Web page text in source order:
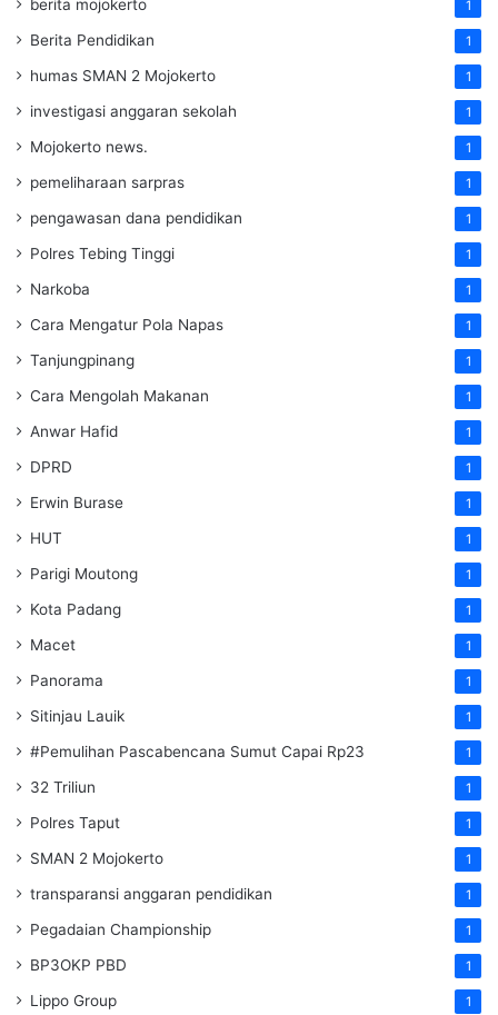
berita mojokerto 1
Berita Pendidikan 1
humas SMAN 2 Mojokerto 1
investigasi anggaran sekolah 1
Mojokerto news. 1
pemeliharaan sarpras 1
pengawasan dana pendidikan 1
Polres Tebing Tinggi 1
Narkoba 1
Cara Mengatur Pola Napas 1
Tanjungpinang 1
Cara Mengolah Makanan 1
Anwar Hafid 1
DPRD 1
Erwin Burase 1
HUT 1
Parigi Moutong 1
Kota Padang 1
Macet 1
Panorama 1
Sitinjau Lauik 1
#Pemulihan Pascabencana Sumut Capai Rp23 1
32 Triliun 1
Polres Taput 1
SMAN 2 Mojokerto 1
transparansi anggaran pendidikan 1
Pegadaian Championship 1
BP3OKP PBD 1
Lippo Group 1